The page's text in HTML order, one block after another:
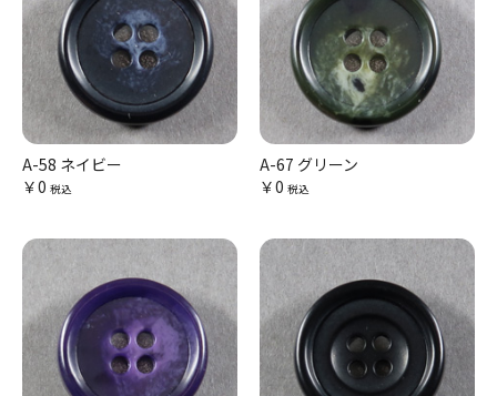
A-58 ネイビー
￥0 税込
A-67 グリーン
￥0 税込